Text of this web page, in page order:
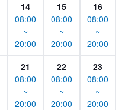
14
08:00
~
20:00
15
08:00
~
20:00
16
08:00
~
20:00
21
08:00
~
20:00
22
08:00
~
20:00
23
08:00
~
20:00